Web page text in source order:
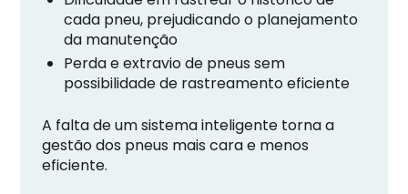
cada pneu, prejudicando o planejamento
da manutenção
Perda e extravio de pneus sem
possibilidade de rastreamento eficiente
A falta de um sistema inteligente torna a
gestão dos pneus mais cara e menos
eficiente.